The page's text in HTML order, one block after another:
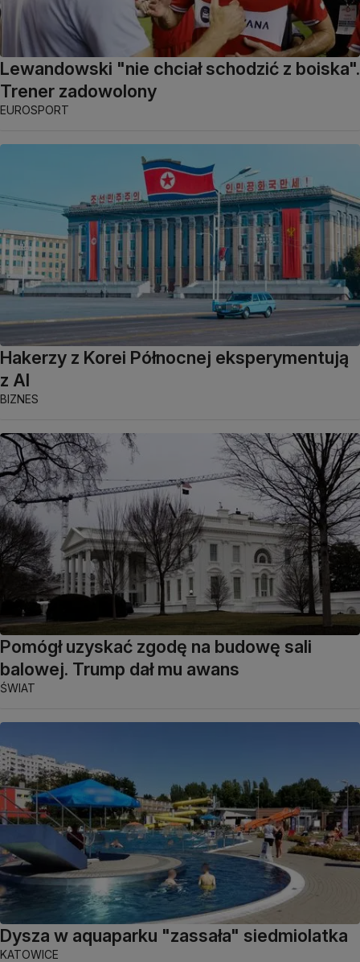
Lewandowski "nie chciał schodzić z boiska".
Trener zadowolony
EUROSPORT
Hakerzy z Korei Północnej eksperymentują
z AI
BIZNES
Pomógł uzyskać zgodę na budowę sali
balowej. Trump dał mu awans
ŚWIAT
Dysza w aquaparku "zassała" siedmiolatka
KATOWICE